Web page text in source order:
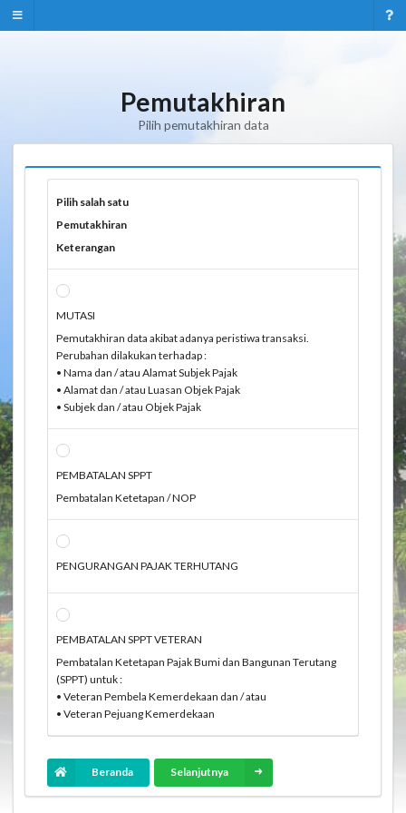
Pemutakhiran
Pilih pemutakhiran data
Pilih salah satu
Pemutakhiran
Keterangan
MUTASI
Pemutakhiran data akibat adanya peristiwa transaksi.
Perubahan dilakukan terhadap :
• Nama dan / atau Alamat Subjek Pajak
• Alamat dan / atau Luasan Objek Pajak
• Subjek dan / atau Objek Pajak
PEMBATALAN SPPT
Pembatalan Ketetapan / NOP
PENGURANGAN PAJAK TERHUTANG
PEMBATALAN SPPT VETERAN
Pembatalan Ketetapan Pajak Bumi dan Bangunan Terutang
(SPPT) untuk :
• Veteran Pembela Kemerdekaan dan / atau
• Veteran Pejuang Kemerdekaan
Beranda Selanjutnya